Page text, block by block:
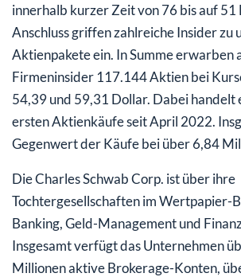
innerhalb kurzer Zeit von 76 bis auf 51
Anschluss griffen zahlreiche Insider zu
Aktienpakete ein. In Summe erwarben
Firmeninsider 117.144 Aktien bei
54,39 und 59,31 Dollar. Dabei handelt
ersten Aktienkäufe seit April 2022.
Gegenwert der Käufe bei über 6,84
Die Charles Schwab Corp. ist über ihre
Tochtergesellschaften im Wertpapier-
Banking, Geld-Management und
Insgesamt verfügt das Unternehmen
Millionen aktive Brokerage-Konten,